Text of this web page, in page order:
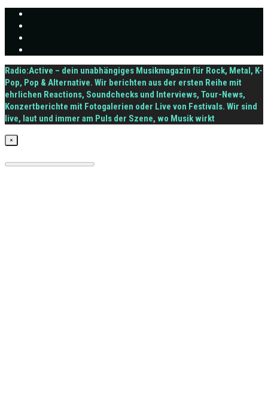
Radio:Active – dein unabhängiges Musikmagazin für Rock, Metal, K-
Pop, Pop & Alternative. Wir berichten aus der ersten Reihe mit
ehrlichen Reactions, Soundchecks und Interviews, Tour-News,
Konzertberichte mit Fotogalerien oder Live von Festivals. Wir sind
live, laut und immer am Puls der Szene, wo Musik wirkt
×